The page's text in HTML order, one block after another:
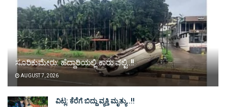
ಸೂರಿಕುಮೇರು: ಹೆದ್ದಾರಿಯಲ್ಲಿ ಕಾರು ಪಲ್ಟಿ..!!
AUGUST 7, 2026
ವಿಟ್ಲ: ಕೆರೆಗೆ ಬಿದ್ದು ವ್ಯಕ್ತಿ ಮೃತ್ಯು..!!